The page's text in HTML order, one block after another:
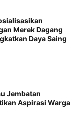
Merek Dagang
Daya Saing
Jembatan
Aspirasi Warga